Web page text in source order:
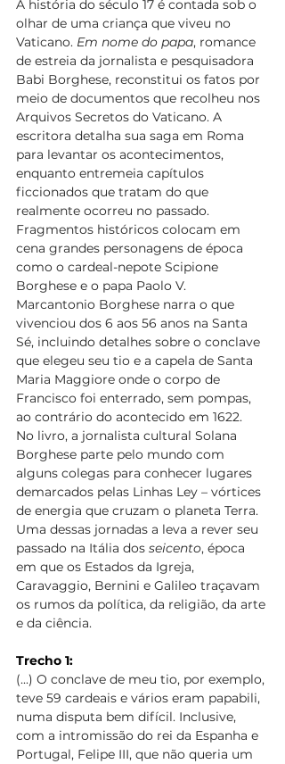
A história do século 17 é contada sob o
olhar de uma criança que viveu no
Vaticano. Em nome do papa, romance
de estreia da jornalista e pesquisadora
Babi Borghese, reconstitui os fatos por
meio de documentos que recolheu nos
Arquivos Secretos do Vaticano. A
escritora detalha sua saga em Roma
para levantar os acontecimentos,
enquanto entremeia capítulos
ficcionados que tratam do que
realmente ocorreu no passado.
Fragmentos históricos colocam em
cena grandes personagens de época
como o cardeal-nepote Scipione
Borghese e o papa Paolo V.
Marcantonio Borghese narra o que
vivenciou dos 6 aos 56 anos na Santa
Sé, incluindo detalhes sobre o conclave
que elegeu seu tio e a capela de Santa
Maria Maggiore onde o corpo de
Francisco foi enterrado, sem pompas,
ao contrário do acontecido em 1622.
No livro, a jornalista cultural Solana
Borghese parte pelo mundo com
alguns colegas para conhecer lugares
demarcados pelas Linhas Ley – vórtices
de energia que cruzam o planeta Terra.
Uma dessas jornadas a leva a rever seu
passado na Itália dos seicento, época
em que os Estados da Igreja,
Caravaggio, Bernini e Galileo traçavam
os rumos da política, da religião, da arte
e da ciência.
Trecho 1:
(...) O conclave de meu tio, por exemplo,
teve 59 cardeais e vários eram papabili,
numa disputa bem difícil. Inclusive,
com a intromissão do rei da Espanha e
Portugal, Felipe III, que não queria um